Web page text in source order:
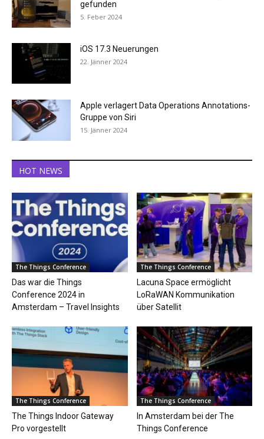
gefunden
5. Feber 2024
iOS 17.3 Neuerungen
22. Jänner 2024
Apple verlagert Data Operations Annotations-
Gruppe von Siri
15. Jänner 2024
HOT NEWS
The Things Conference
Das war die Things
Conference 2024 in
Amsterdam – Travel Insights
The Things Conference
Lacuna Space ermöglicht
LoRaWAN Kommunikation
über Satellit
The Things Conference
The Things Indoor Gateway
Pro vorgestellt
The Things Conference
In Amsterdam bei der The
Things Conference